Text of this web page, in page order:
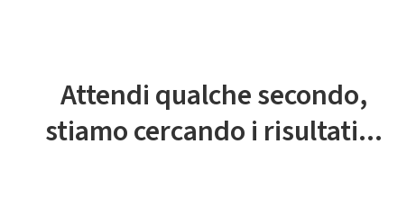
Attendi qualche secondo,
stiamo cercando i risultati...